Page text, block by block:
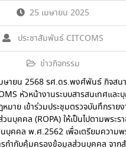
25 เมษายน 2025
ประชาสัมพันธ์ CITCOMS
ข่าวกิจกรรม
ายน 2568 รศ.ดร.พงศ์พันธ์ กิจสน
หัวหน้างานระบบสารสนเทศและ
มาย เข้าร่วมประชุมตรวจบันทึกรายง
นบุคคล (ROPA) ให้เป็นไปตามพระ
บุคคล พ.ศ.2562 เพื่อเตรียมความพ
รกำกับคุ้มครองข้อมูลส่วนบุคคล จาก